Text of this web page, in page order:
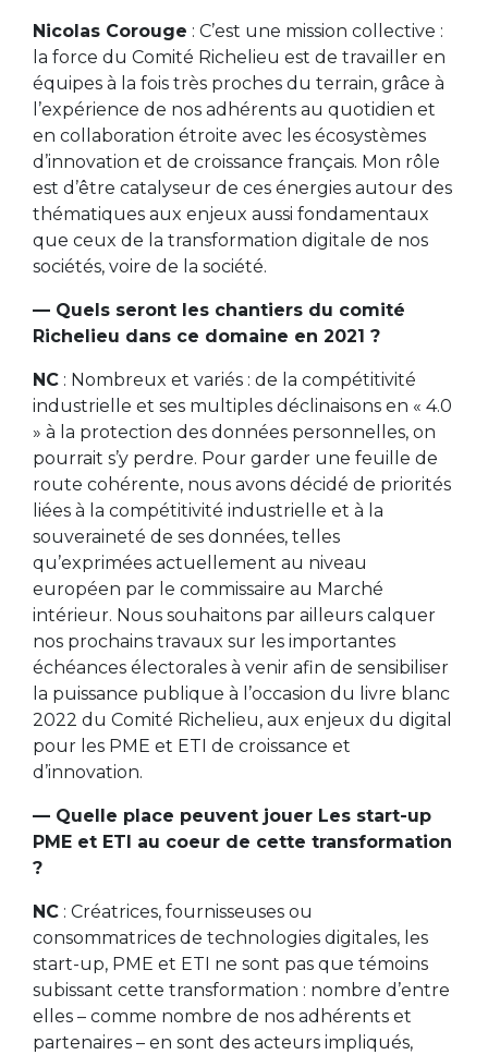
Nicolas Corouge : C’est une mission collective :
la force du Comité Richelieu est de travailler en
équipes à la fois très proches du terrain, grâce à
l’expérience de nos adhérents au quotidien et
en collaboration étroite avec les écosystèmes
d’innovation et de croissance français. Mon rôle
est d’être catalyseur de ces énergies autour des
thématiques aux enjeux aussi fondamentaux
que ceux de la transformation digitale de nos
sociétés, voire de la société.
— Quels seront les chantiers du comité
Richelieu dans ce domaine en 2021 ?
NC : Nombreux et variés : de la compétitivité
industrielle et ses multiples déclinaisons en « 4.0
» à la protection des données personnelles, on
pourrait s’y perdre. Pour garder une feuille de
route cohérente, nous avons décidé de priorités
liées à la compétitivité industrielle et à la
souveraineté de ses données, telles
qu’exprimées actuellement au niveau
européen par le commissaire au Marché
intérieur. Nous souhaitons par ailleurs calquer
nos prochains travaux sur les importantes
échéances électorales à venir afin de sensibiliser
la puissance publique à l’occasion du livre blanc
2022 du Comité Richelieu, aux enjeux du digital
pour les PME et ETI de croissance et
d’innovation.
— Quelle place peuvent jouer Les start-up
PME et ETI au coeur de cette transformation
?
NC : Créatrices, fournisseuses ou
consommatrices de technologies digitales, les
start-up, PME et ETI ne sont pas que témoins
subissant cette transformation : nombre d’entre
elles – comme nombre de nos adhérents et
partenaires – en sont des acteurs impliqués,